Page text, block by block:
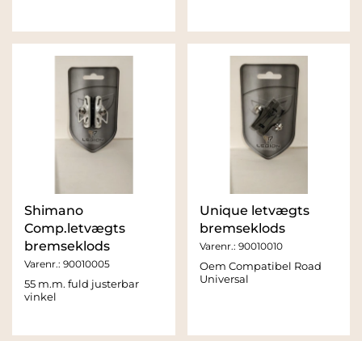
Shimano
Comp.letvægts
bremseklods
Varenr.: 90010005
55 m.m. fuld justerbar
vinkel
Unique letvægts
bremseklods
Varenr.: 90010010
Oem Compatibel Road
Universal